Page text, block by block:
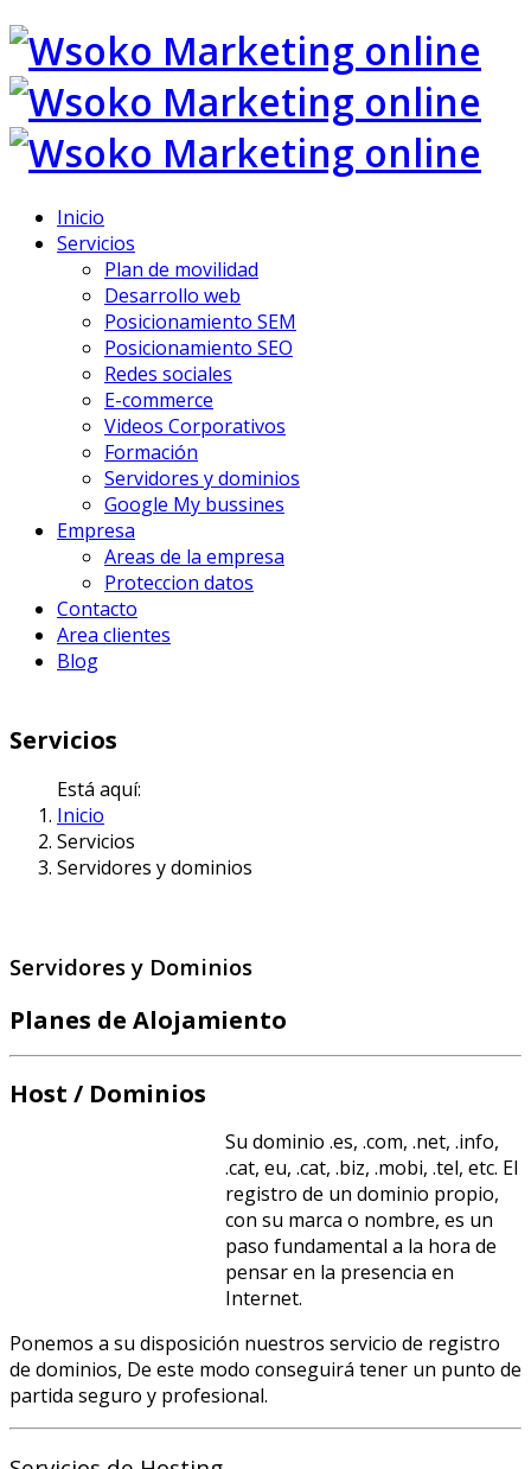
Inicio
Servicios
Plan de movilidad
Desarrollo web
Posicionamiento SEM
Posicionamiento SEO
Redes sociales
E-commerce
Videos Corporativos
Formación
Servidores y dominios
Google My bussines
Empresa
Areas de la empresa
Proteccion datos
Contacto
Area clientes
Blog
Servicios
Está aquí:
Inicio
Servicios
Servidores y dominios
Servidores y Dominios
Planes de Alojamiento
Host / Dominios
Su dominio .es, .com, .net, .info,
.cat, eu, .cat, .biz, .mobi, .tel, etc. El
registro de un dominio propio,
con su marca o nombre, es un
paso fundamental a la hora de
pensar en la presencia en
Internet.
Ponemos a su disposición nuestros servicio de registro
de dominios, De este modo conseguirá tener un punto de
partida seguro y profesional.